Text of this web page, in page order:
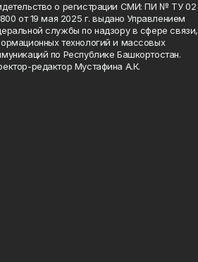
о регистрации СМИ: ПИ № ТУ 02
от 19 мая 2025 г. выдано Управлением
службы по надзору в сфере связи,
технологий и массовых
по Республике Башкортостан.
редактор Мустафина А.К.